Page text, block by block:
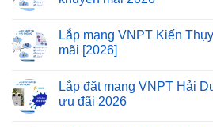
Lắp mạng VNPT Kiến
mãi [2026]
Lắp đặt mạng VNPT Hải
ưu đãi 2026